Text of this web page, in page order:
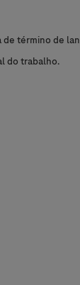
de término de
do trabalho.